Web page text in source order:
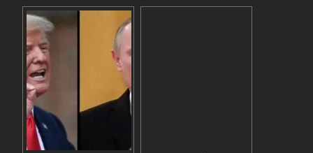
gouverne plus que
jamais sans partage
CHAISE ROULANTE